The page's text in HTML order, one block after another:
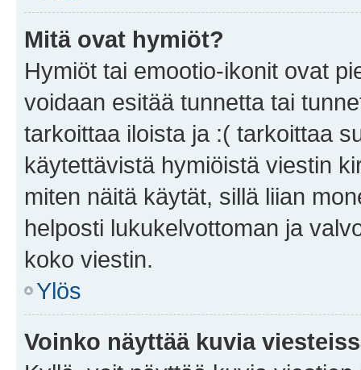
Mitä ovat hymiöt?
Hymiöt tai emootio-ikonit ovat
voidaan esitää tunnetta tai
tarkoittaa iloista ja :( tarkoittaa
käytettävistä hymiöistä viestin
miten näitä käytät, sillä liian
helposti lukukelvottoman ja
koko viestin.
Ylös
Voinko näyttää kuvia